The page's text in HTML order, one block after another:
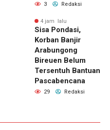
3 Redaksi
4 jam lalu
Sisa Pondasi,
Korban Banjir
Arabungong
Bireuen Belum
Tersentuh Bantuan
Pascabencana
29 Redaksi